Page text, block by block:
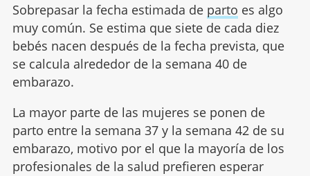
Sobrepasar la fecha estimada de parto es algo
muy común. Se estima que siete de cada diez
bebés nacen después de la fecha prevista, que
se calcula alrededor de la semana 40 de
embarazo.
La mayor parte de las mujeres se ponen de
parto entre la semana 37 y la semana 42 de su
embarazo, motivo por el que la mayoría de los
profesionales de la salud prefieren esperar